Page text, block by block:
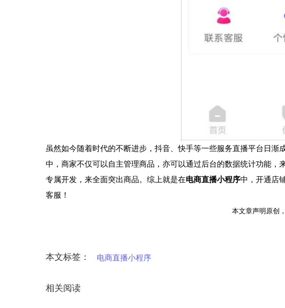
虽然如今随着时代的不断进步，抖音、快手等一些服务直播平台日
中，商家不仅可以自主管理商品，亦可以通过后台的数据统计功能
专属开发，来全面突出商品。 综上就是在电商直播小程序中，开通店
客服！
本文章声明原创
本文标签： 电商直播小程序
相关阅读